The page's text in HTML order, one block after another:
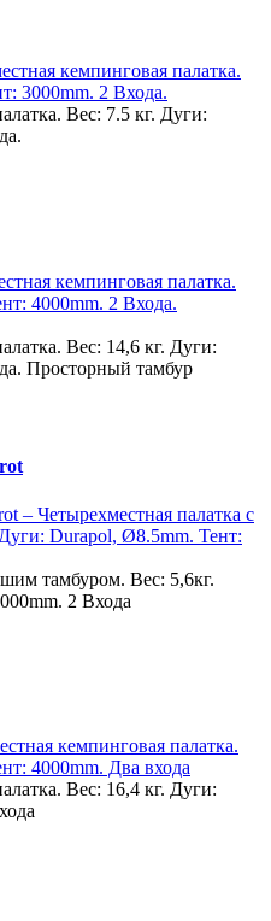
Вес: 7.5 кг. Дуги:
Вес: 14,6 кг. Дуги:
Просторный тамбур
тамбуром. Вес: 5,6кг.
2 Входа
Вес: 16,4 кг. Дуги: